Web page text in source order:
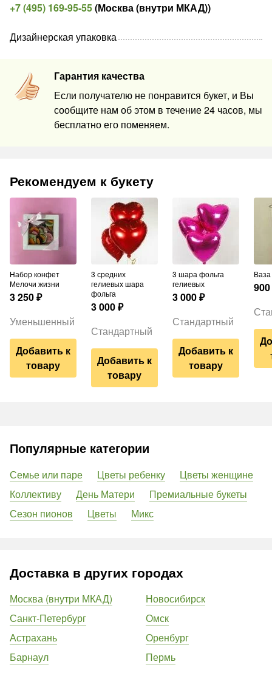
+7 (495) 169-95-55(Москва (внутри МКАД))
Гарантия качества
Если получателю не понравится букет, и Вы
сообщите нам об этом в течение 24 часов, мы
бесплатно его поменяем.
Дизайнерская упаковка
Рекомендуем к букету
Набор конфет
Мелочи жизни
3 250₽
Уменьшенный
Добавить к
товару
3 средних
гелиевых шара
фольга
3 000₽
Стандартный
Добавить к
товару
3 шара фольга
гелиевых
3 000₽
Стандартный
Добавить к
товару
900
Популярные категории
Семье или паре Цветы ребенку
Цветы женщине
Коллективу
День Матери
Премиальные букеты
Сезон пионов
Цветы Микс
Доставка в других городах
Москва (внутри МКАД)
Санкт-Петербург
Астрахань
Барнаул
Новосибирск
Омск
Оренбург
Пермь